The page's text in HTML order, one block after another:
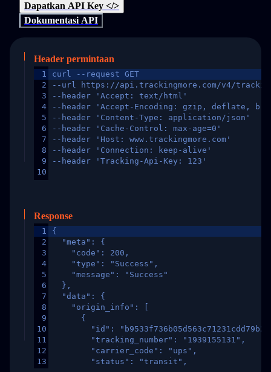
Dapatkan API Key </>
Dokumentasi API
Header permintaan
1
2
3
4
5
6
7
8
9
10
curl --request GET
--url https://api.trackingmore.com/v4/trackings/
--header 'Accept: text/html'
--header 'Accept-Encoding: gzip, deflate,
--header 'Content-Type: application/json'
--header 'Cache-Control: max-age=0'
--header 'Host: www.trackingmore.com'
--header 'Connection: keep-alive'
--header 'Tracking-Api-Key: 123'
Response
1
2
3
4
5
6
7
8
9
10
11
12
13
{
  "meta": {
    "code": 200,
    "type": "Success",
    "message": "Success"
  },
  "data": {
    "origin_info": [
      {
"id":
        "tracking_number": "1939155131",
        "carrier_code": "ups",
        "status": "transit",